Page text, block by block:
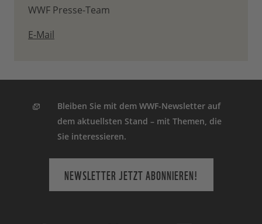
WWF Presse-Team
E-Mail
Bleiben Sie mit dem WWF-Newsletter auf
dem aktuellsten Stand – mit Themen, die
Sie interessieren.
NEWSLETTER JETZT ABONNIEREN!